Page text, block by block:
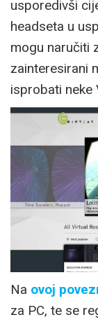
usporedivši
headseta u
mogu naručiti
zainteresirani
isprobati neke
Na ovoj
za PC, te se